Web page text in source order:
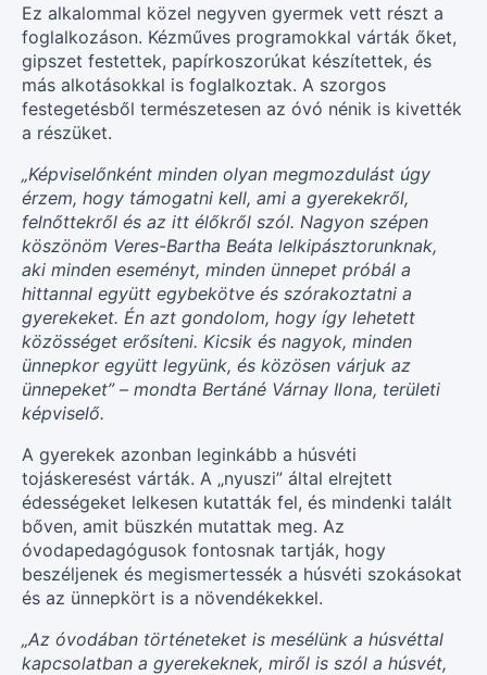
Ez alkalommal közel negyven gyermek vett részt a
foglalkozáson. Kézműves programokkal várták őket,
gipszet festettek, papírkoszorúkat készítettek, és
más alkotásokkal is foglalkoztak. A szorgos
festegetésből természetesen az óvó nénik is kivették
a részüket.
„Képviselőnként minden olyan megmozdulást úgy
érzem, hogy támogatni kell, ami a gyerekekről,
felnőttekről és az itt élőkről szól. Nagyon szépen
köszönöm Veres-Bartha Beáta lelkipásztorunknak,
aki minden eseményt, minden ünnepet próbál a
hittannal együtt egybekötve és szórakoztatni a
gyerekeket. Én azt gondolom, hogy így lehetett
közösséget erősíteni. Kicsik és nagyok, minden
ünnepkor együtt legyünk, és közösen várjuk az
ünnepeket” – mondta Bertáné Várnay Ilona, területi
képviselő.
A gyerekek azonban leginkább a húsvéti
tojáskeresést várták. A „nyuszi” által elrejtett
édességeket lelkesen kutatták fel, és mindenki talált
bőven, amit büszkén mutattak meg. Az
óvodapedagógusok fontosnak tartják, hogy
beszéljenek és megismertessék a húsvéti szokásokat
és az ünnepkört is a növendékekkel.
„Az óvodában történeteket is mesélünk a húsvéttal
kapcsolatban a gyerekeknek, miről is szól a húsvét,